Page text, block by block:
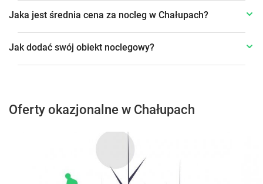
Jaka jest średnia cena za nocleg w Chałupach?
Jak dodać swój obiekt noclegowy?
Oferty okazjonalne w Chałupach